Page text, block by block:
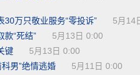
30万只敬业服务“零投诉”
5月14
款“死结”
5月13日 0:00
键
5月13日 0:00
男”绝情逃婚
5月11日 0:00